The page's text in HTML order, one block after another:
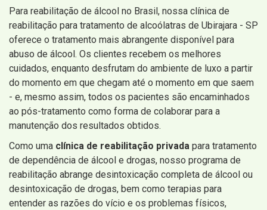
Para reabilitação de álcool no Brasil, nossa clínica de
reabilitação para tratamento de alcoólatras de Ubirajara - SP
oferece o tratamento mais abrangente disponível para
abuso de álcool. Os clientes recebem os melhores
cuidados, enquanto desfrutam do ambiente de luxo a partir
do momento em que chegam até o momento em que saem
- e, mesmo assim, todos os pacientes são encaminhados
ao pós-tratamento como forma de colaborar para a
manutenção dos resultados obtidos.
Como uma clínica de reabilitação privada para tratamento
de dependência de álcool e drogas, nosso programa de
reabilitação abrange desintoxicação completa de álcool ou
desintoxicação de drogas, bem como terapias para
entender as razões do vício e os problemas físicos,